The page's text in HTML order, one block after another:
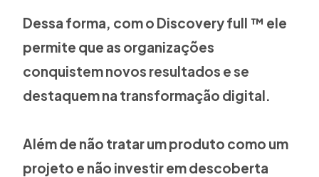
Dessa forma, com o Discovery full ™ ele
permite que as organizações
conquistem novos resultados e se
destaquem na transformação digital.
Além de não tratar um produto como um
projeto e não investir em descoberta